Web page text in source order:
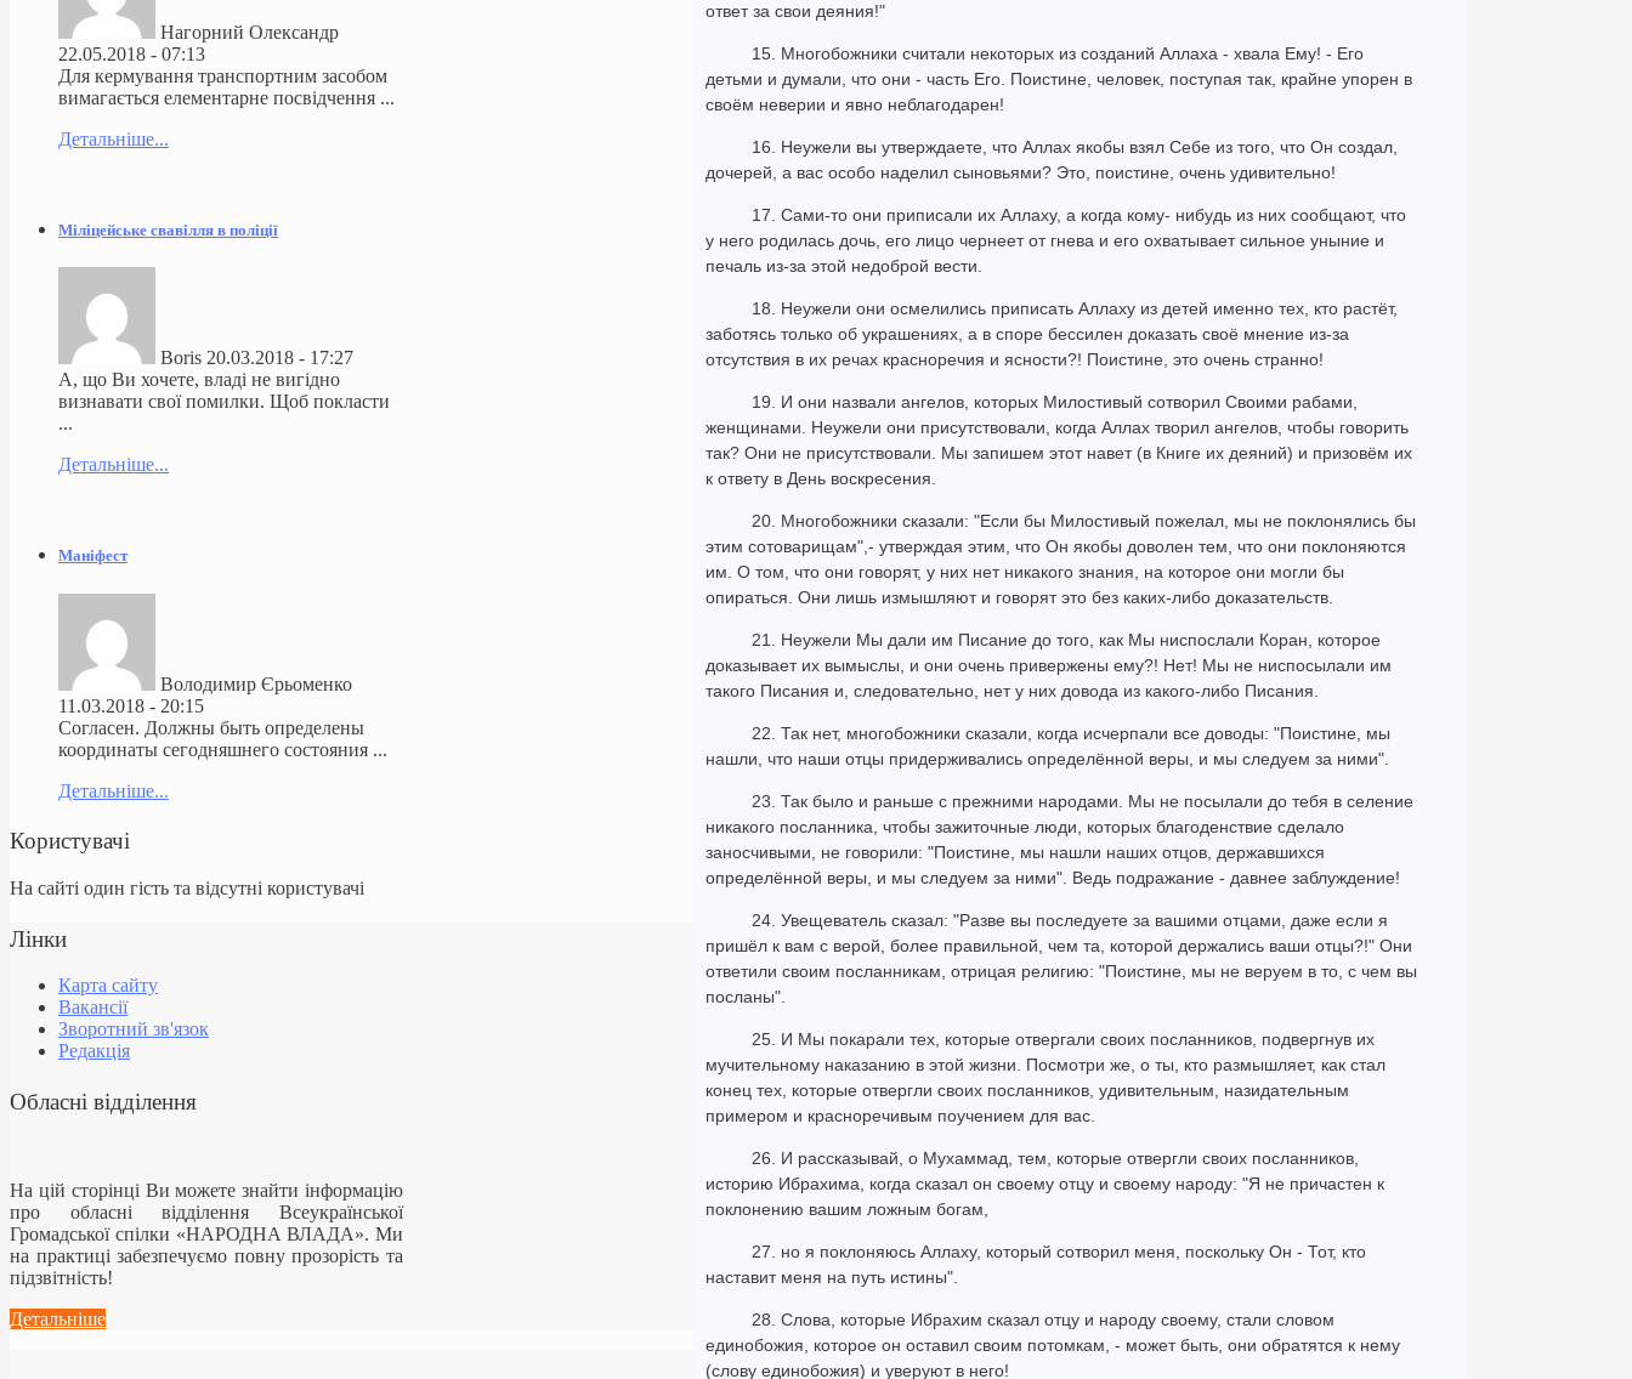
ответ за свои деяния!"
15. Многобожники считали некоторых из созданий Аллаха - хвала Ему! - Его
детьми и думали, что они - часть Его. Поистине, человек, поступая так, крайне упорен в
своём неверии и явно неблагодарен!
16. Неужели вы утверждаете, что Аллах якобы взял Себе из того, что Он создал,
дочерей, а вас особо наделил сыновьями? Это, поистине, очень удивительно!
17. Сами-то они приписали их Аллаху, а когда кому- нибудь из них сообщают, что
у него родилась дочь, его лицо чернеет от гнева и его охватывает сильное уныние и
печаль из-за этой недоброй вести.
18. Неужели они осмелились приписать Аллаху из детей именно тех, кто растёт,
заботясь только об украшениях, а в споре бессилен доказать своё мнение из-за
отсутствия в их речах красноречия и ясности?! Поистине, это очень странно!
19. И они назвали ангелов, которых Милостивый сотворил Своими рабами,
женщинами. Неужели они присутствовали, когда Аллах творил ангелов, чтобы говорить
так? Они не присутствовали. Мы запишем этот навет (в Книге их деяний) и призовём их
к ответу в День воскресения.
20. Многобожники сказали: "Если бы Милостивый пожелал, мы не поклонялись бы
этим сотоварищам",- утверждая этим, что Он якобы доволен тем, что они поклоняются
им. О том, что они говорят, у них нет никакого знания, на которое они могли бы
опираться. Они лишь измышляют и говорят это без каких-либо доказательств.
21. Неужели Мы дали им Писание до того, как Мы ниспослали Коран, которое
доказывает их вымыслы, и они очень привержены ему?! Нет! Мы не ниспосылали им
такого Писания и, следовательно, нет у них довода из какого-либо Писания.
22. Так нет, многобожники сказали, когда исчерпали все доводы: "Поистине, мы
нашли, что наши отцы придерживались определённой веры, и мы следуем за ними".
23. Так было и раньше с прежними народами. Мы не посылали до тебя в селение
никакого посланника, чтобы зажиточные люди, которых благоденствие сделало
заносчивыми, не говорили: "Поистине, мы нашли наших отцов, державшихся
определённой веры, и мы следуем за ними". Ведь подражание - давнее заблуждение!
24. Увещеватель сказал: "Разве вы последуете за вашими отцами, даже если я
пришёл к вам с верой, более правильной, чем та, которой держались ваши отцы?!" Они
ответили своим посланникам, отрицая религию: "Поистине, мы не веруем в то, с чем вы
посланы".
25. И Мы покарали тех, которые отвергали своих посланников, подвергнув их
мучительному наказанию в этой жизни. Посмотри же, о ты, кто размышляет, как стал
конец тех, которые отвергли своих посланников, удивительным, назидательным
примером и красноречивым поучением для вас.
26. И рассказывай, о Мухаммад, тем, которые отвергли своих посланников,
историю Ибрахима, когда сказал он своему отцу и своему народу: "Я не причастен к
поклонению вашим ложным богам,
27. но я поклоняюсь Аллаху, который сотворил меня, поскольку Он - Тот, кто
наставит меня на путь истины".
28. Слова, которые Ибрахим сказал отцу и народу своему, стали словом
единобожия, которое он оставил своим потомкам, - может быть, они обратятся к нему
(слову единобожия) и уверуют в него!
Нагорний Олександр
22.05.2018 - 07:13
Для кермування транспортним засобом
вимагається елементарне посвідчення ...
Детальніше...
Міліцейське свавілля в поліції
Boris 20.03.2018 - 17:27
А, що Ви хочете, владі не вигідно
визнавати свої помилки. Щоб покласти
...
Детальніше...
Маніфест
Володимир Єрьоменко
11.03.2018 - 20:15
Согласен. Должны быть определены
координаты сегодняшнего состояния ...
Детальніше...
Користувачі
На сайті один гість та відсутні користувачі
Лінки
Карта сайту
Вакансії
Зворотний зв'язок
Редакція
Обласні відділення
На цій сторінці Ви можете знайти інформацію
про обласні відділення Всеукраїнської
Громадської спілки «НАРОДНА ВЛАДА». Ми
на практиці забезпечуємо повну прозорість та
підзвітність!
Детальніше